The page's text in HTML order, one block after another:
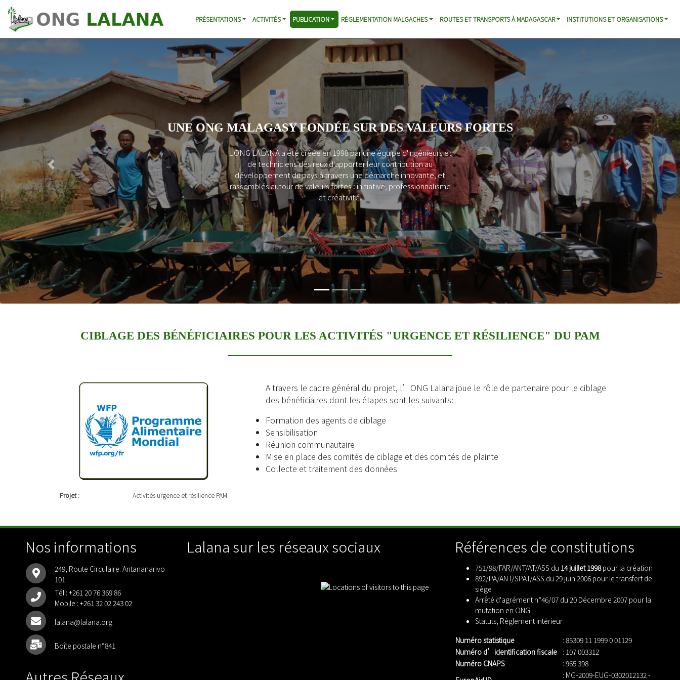
PRÉSENTATIONS ACTIVITÉS PUBLICATION RÈGLEMENTATION MALGACHES ROUTES ET TRANSPORTS À MADAGASCAR INSTITUTIONS ET ORGANISATIONS
UNE ONG MALAGASY FONDÉE SUR DES VALEURS FORTES
L'ONG LALANA a été créée en 1998 par une équipe d'ingénieurs et
de techniciens désireux d'apporter leur contribution au
développement du pays à travers une démarche innovante, et
rassemblés autour de valeurs fortes : initiative, professionnalisme
et créativité.
Previous Next
CIBLAGE DES BÉNÉFICIAIRES POUR LES ACTIVITÉS "URGENCE ET RÉSILIENCE" DU PAM
Projet : Activités urgence et résilience PAM
A travers le cadre général du projet, l’ONG Lalana joue le rôle de partenaire pour le ciblage
des bénéficiaires dont les étapes sont les suivants:
Formation des agents de ciblage
Sensibilisation
Réunion communautaire
Mise en place des comités de ciblage et des comités de plainte
Collecte et traitement des données
Nos informations
249, Route Circulaire. Antananarivo
101
Tél : +261 20 76 369 86
Mobile : +261 32 02 243 02
lalana@lalana.org
Boîte postale n°841
Lalana sur les réseaux sociaux Références de constitutions
751/98/FAR/ANT/AT/ASS du 14 juillet 1998pour la création
892/PA/ANT/SPAT/ASS du 29 juin 2006 pour le transfert de
siège
Arrêté d'agrément n°46/07 du 20 Décembre 2007 pour la
mutation en ONG
Statuts, Règlement intérieur
Numéro statistique
: 85309 11 1999 0 01129
Numéro d’identification fiscale : 107 003312
Numéro CNAPS
: 965 398
: MG-2009-EUG-0302012132 -